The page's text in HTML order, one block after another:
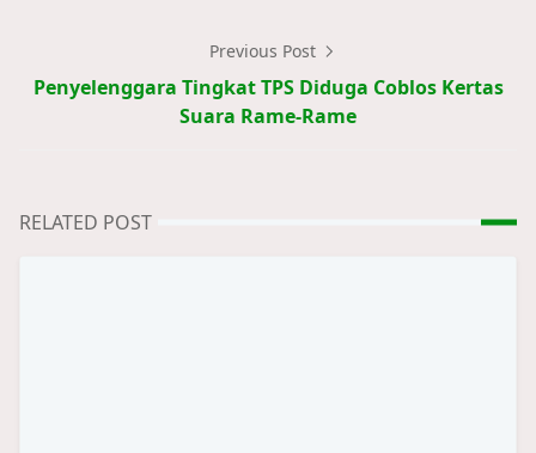
Previous Post
Penyelenggara Tingkat TPS Diduga Coblos Kertas
Suara Rame-Rame
RELATED POST